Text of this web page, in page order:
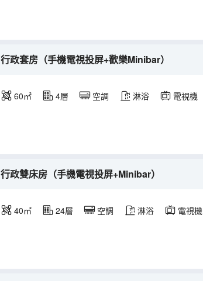
行政套房（手機電視投屏+歡樂Minibar）
60㎡ 4層 空調 淋浴 電視機
行政雙床房（手機電視投屏+Minibar）
40㎡ 24層 空調 淋浴 電視機